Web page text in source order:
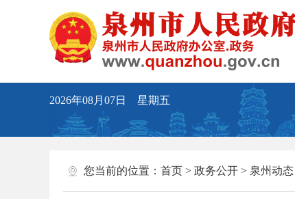
2026年08月07日 星期五
您当前的位置： 首页 > 政务公开 > 泉州动态